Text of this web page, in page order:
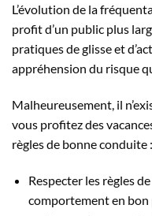
L’évolution de la
profit d’un public plus
pratiques de glisse et
appréhension du risque
Malheureusement, il
vous profitez des
règles de bonne conduite :
Respecter les règles
comportement en bon